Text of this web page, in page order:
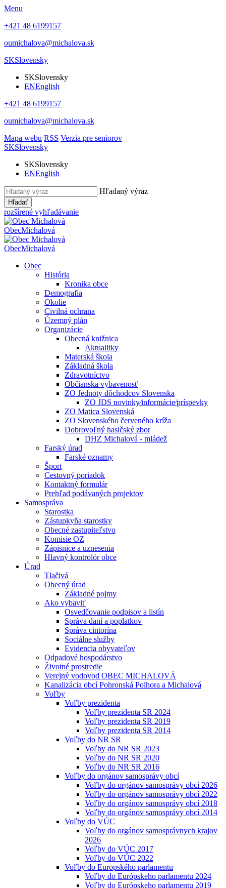
Menu
+421 48 6199157
oumichalova@michalova.sk
SKSlovensky
SKSlovensky
ENEnglish
+421 48 6199157
oumichalova@michalova.sk
Mapa webu RSS Verzia pre seniorov
SKSlovensky
SKSlovensky
ENEnglish
Hľadaný výraz
Hľadať
rozšírené vyhľadávanie
ObecMichalová
ObecMichalová
Obec
História
Kronika obce
Demografia
Okolie
Civilná ochrana
Územný plán
Organizácie
Obecná knižnica
Aktualitky
Materská škola
Základná škola
Zdravotníctvo
Občianska vybavenosť
ZO Jednoty dôchodcov Slovenska
ZO JDS novinky⁄informácie⁄príspevky
ZO Matica Slovenská
ZO Slovenského červeného kríža
Dobrovoľný hasičský zbor
DHZ Michalová - mládež
Farský úrad
Farské oznamy
Šport
Cestovný poriadok
Kontaktný formulár
Prehľad podávaných projektov
Samospráva
Starostka
Zástupkyňa starostky
Obecné zastupiteľstvo
Komisie OZ
Zápisnice a uznesenia
Hlavný kontrolór obce
Úrad
Tlačivá
Obecný úrad
Základné pojmy
Ako vybaviť
Osvedčovanie podpisov a listín
Správa daní a poplatkov
Správa cintorína
Sociálne služby
Evidencia obyvateľov
Odpadové hospodárstvo
Životné prostredie
Verejný vodovod OBEC MICHALOVÁ
Kanalizácia obcí Pohronská Polhora a Michalová
Voľby
Voľby prezidenta
Voľby prezidenta SR 2024
Voľby prezidenta SR 2019
Voľby prezidenta SR 2014
Voľby do NR SR
Voľby do NR SR 2023
Voľby do NR SR 2020
Voľby do NR SR 2016
Voľby do orgánov samosprávy obcí
Voľby do orgánov samosprávy obcí 2026
Voľby do orgánov samosprávy obcí 2022
Voľby do orgánov samosprávy obcí 2018
Voľby do orgánov samosprávy obcí 2014
Voľby do VÚC
Voľby do orgánov samosprávnych krajov
2026
Voľby do VÚC 2017
Voľby do VÚC 2022
Voľby do Europského parlamentu
Voľby do Európskeho parlamentu 2024
Voľby do Európskeho parlamentu 2019